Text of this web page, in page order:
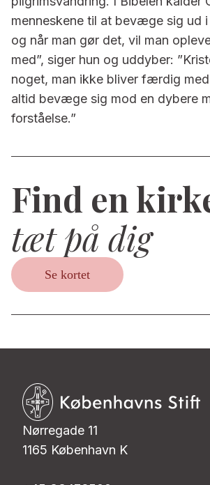
menneskene til at bevæge sig ud
og når man gør det, vil man
med”, siger hun og uddyber:
noget, man ikke bliver færdig
altid bevæge sig mod en dybere
forståelse.”
Find en
tæt på dig
Se kortet
Nørregade 11
1165 København K